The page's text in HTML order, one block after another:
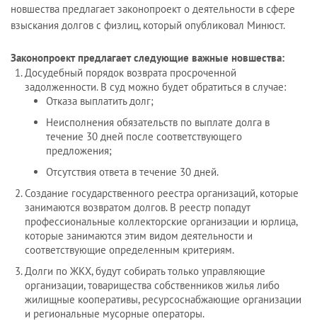
новшества предлагает законопроект о деятельности в сфере
взыскания долгов с физлиц, который опубликовал Минюст.
Законопроект предлагает следующие важные новшества:
Досудебный порядок возврата просроченной
задолженности. В суд можно будет обратиться в случае:
Отказа выплатить долг;
Неисполнения обязательств по выплате долга в
течение 30 дней после соответствующего
предложения;
Отсутствия ответа в течение 30 дней.
Создание государственного реестра организаций, которые
занимаются возвратом долгов. В реестр попадут
профессиональные коллекторские организации и юрлица,
которые занимаются этим видом деятельности и
соответствующие определенным критериям.
Долги по ЖКХ, будут собирать только управляющие
организации, товарищества собственников жилья либо
жилищные кооперативы, ресурсоснабжающие организации
и региональные мусорные операторы.